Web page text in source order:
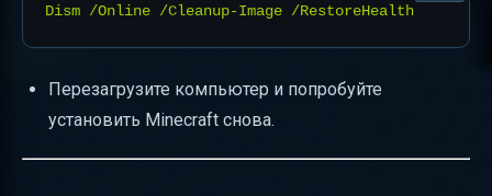
Перезагрузите компьютер и попробуйте
установить Minecraft снова.